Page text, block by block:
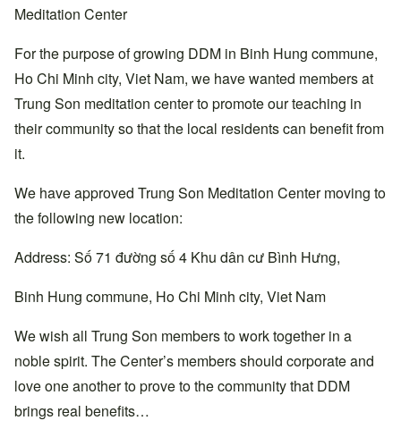
Meditation Center
For the purpose of growing DDM in Binh Hung commune,
Ho Chi Minh city, Viet Nam, we have wanted members at
Trung Son meditation center to promote our teaching in
their community so that the local residents can benefit from
it.
We have approved Trung Son Meditation Center moving to
the following new location:
Address: Số 71 đường số 4 Khu dân cư Bình Hưng,
Binh Hung commune, Ho Chi Minh city, Viet Nam
We wish all Trung Son members to work together in a
noble spirit. The Center’s members should corporate and
love one another to prove to the community that DDM
brings real benefits…